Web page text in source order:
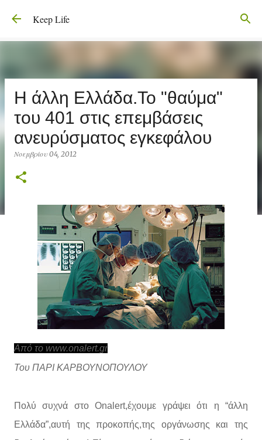
Μετάβαση στο κύριο περιεχόμενο
Keep Life
Η άλλη Ελλάδα.Το "θαύμα"
του 401 στις επεμβάσεις
ανευρύσματος εγκεφάλου
Νοεμβρίου 04, 2012
Από το www.onalert.gr
Του ΠΑΡΙ ΚΑΡΒΟΥΝΟΠΟΥΛΟΥ
Πολύ συχνά στο Onalert,έχουμε γράψει ότι η “άλλη
Ελλάδα”,αυτή της προκοπής,της οργάνωσης και της